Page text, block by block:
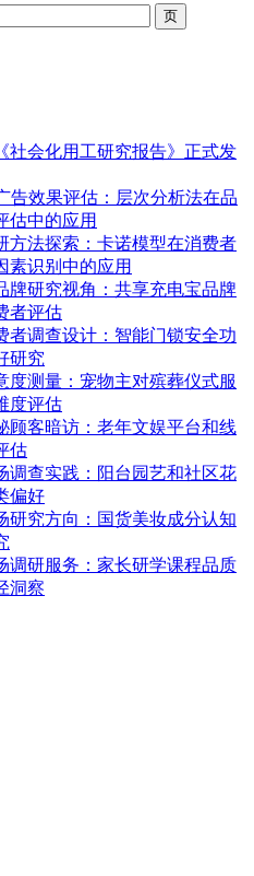
社会化用工研究报告》正式发
告效果评估：层次分析法在品
估中的应用
方法探索：卡诺模型在消费者
素识别中的应用
牌研究视角：共享充电宝品牌
者评估
者调查设计：智能门锁安全功
研究
度测量：宠物主对殡葬仪式服
度评估
顾客暗访：老年文娱平台和线
估
调查实践：阳台园艺和社区花
偏好
研究方向：国货美妆成分认知
调研服务：家长研学课程品质
洞察